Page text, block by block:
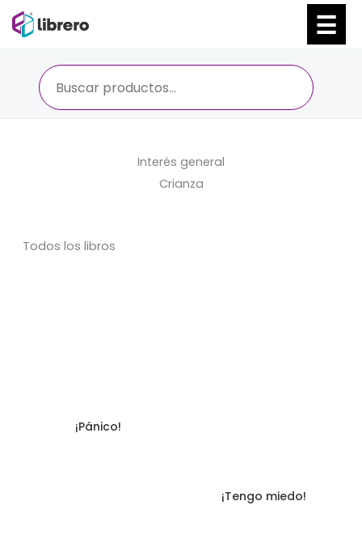
Interés general
Crianza
Todos los libros
¡Pánico!
¡Tengo miedo!